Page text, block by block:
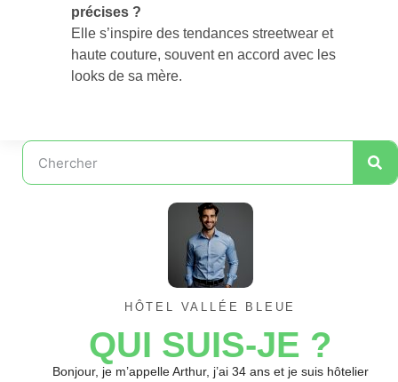
précises ?
Elle s’inspire des tendances streetwear et
haute couture, souvent en accord avec les
looks de sa mère.
HÔTEL VALLÉE BLEUE
QUI SUIS-JE ?
Bonjour, je m’appelle Arthur, j’ai 34 ans et je suis hôtelier